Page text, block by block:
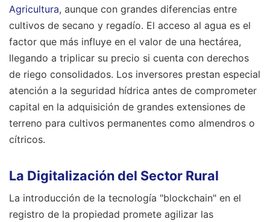
Agricultura, aunque con grandes diferencias entre
cultivos de secano y regadío. El acceso al agua es el
factor que más influye en el valor de una hectárea,
llegando a triplicar su precio si cuenta con derechos
de riego consolidados. Los inversores prestan especial
atención a la seguridad hídrica antes de comprometer
capital en la adquisición de grandes extensiones de
terreno para cultivos permanentes como almendros o
cítricos.
La Digitalización del Sector Rural
La introducción de la tecnología "blockchain" en el
registro de la propiedad promete agilizar las